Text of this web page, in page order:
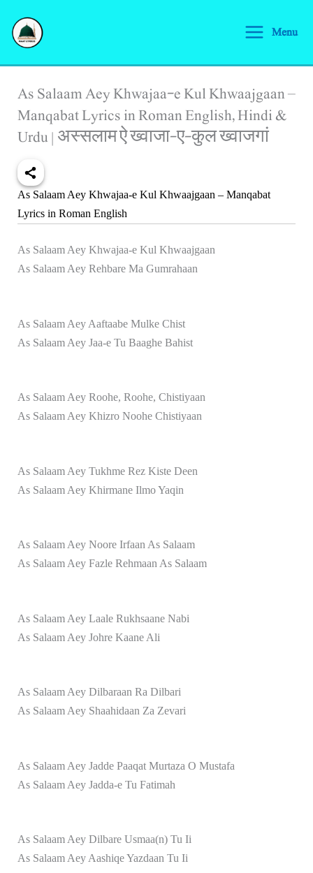
content
Menu
As Salaam Aey Khwajaa-e Kul Khwaajgaan –
Manqabat Lyrics in Roman English, Hindi &
Urdu | अस्सलाम ऐ ख्वाजा-ए-कुल ख्वाजगां
As Salaam Aey Khwajaa-e Kul Khwaajgaan – Manqabat
Lyrics in Roman English
As Salaam Aey Khwajaa-e Kul Khwaajgaan
As Salaam Aey Rehbare Ma Gumrahaan
As Salaam Aey Aaftaabe Mulke Chist
As Salaam Aey Jaa-e Tu Baaghe Bahist
As Salaam Aey Roohe, Roohe, Chistiyaan
As Salaam Aey Khizro Noohe Chistiyaan
As Salaam Aey Tukhme Rez Kiste Deen
As Salaam Aey Khirmane Ilmo Yaqin
As Salaam Aey Noore Irfaan As Salaam
As Salaam Aey Fazle Rehmaan As Salaam
As Salaam Aey Laale Rukhsaane Nabi
As Salaam Aey Johre Kaane Ali
As Salaam Aey Dilbaraan Ra Dilbari
As Salaam Aey Shaahidaan Za Zevari
As Salaam Aey Jadde Paaqat Murtaza O Mustafa
As Salaam Aey Jadda-e Tu Fatimah
As Salaam Aey Dilbare Usmaa(n) Tu Ii
As Salaam Aey Aashiqe Yazdaan Tu Ii
e
c
h